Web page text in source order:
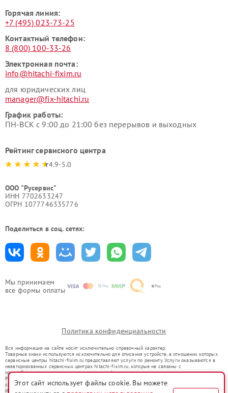
Мы принимаем
все формы оплаты
Горячая линия:
+7 (495) 023-73-25
Контактный телефон:
8 (800) 100-33-26
Электронная почта:
info@hitachi-fixim.ru
для юридических лиц
manager@fix-hitachi.ru
График работы:
ПН-ВСК с 9:00 до 21:00 без перерывов и выходных
Рейтинг сервисного центра
4.9-5.0
ООО "Русервис"
ИНН 7702633247
ОГРН 1077746335776
Поделиться в соц. сетях:
Политика конфиденциальности
Вся информация на сайте носит исключительно справочный характер.
Товарные знаки используются исключительно для описания устройств, в отношении которых
сервисные центры hitachi-fixim.ru предоставляют услуги по ремонту. Услуги оказываются в
неавторизованных сервисных центрах hitachi-fixim.ru, которые не связаны с
правообладателями товарных знаков или их официальными представителями.
Ремонт осуществляется для устройств, уже введенных в гражданский оборот в соответствии
со статьей 1487 ГК РФ.
Использование товарных знаков не преследует цели индивидуализации услуг или введения
Этот сайт использует файлы cookie. Вы можете